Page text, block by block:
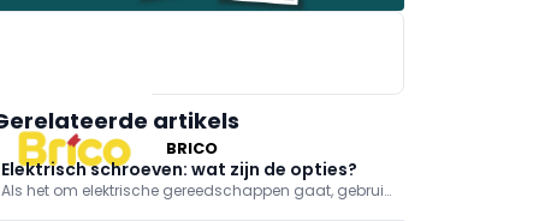
BRICO
artikels
Elektrisch schroeven: wat zijn de opties?
Als het om elektrische gereedschappen gaat, gebruik